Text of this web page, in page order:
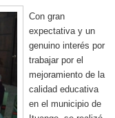
Con gran
expectativa y un
genuino interés por
trabajar por el
mejoramiento de la
calidad educativa
en el municipio de